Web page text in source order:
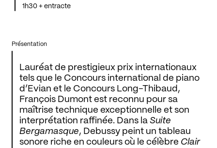
1h30 + entracte
Présentation
Lauréat de prestigieux prix internationaux
tels que le Concours international de piano
d’Evian et le Concours Long-Thibaud,
François Dumont est reconnu pour sa
maîtrise technique exceptionnelle et son
interprétation raffinée. Dans la Suite
Bergamasque, Debussy peint un tableau
sonore riche en couleurs où le célèbre Clair